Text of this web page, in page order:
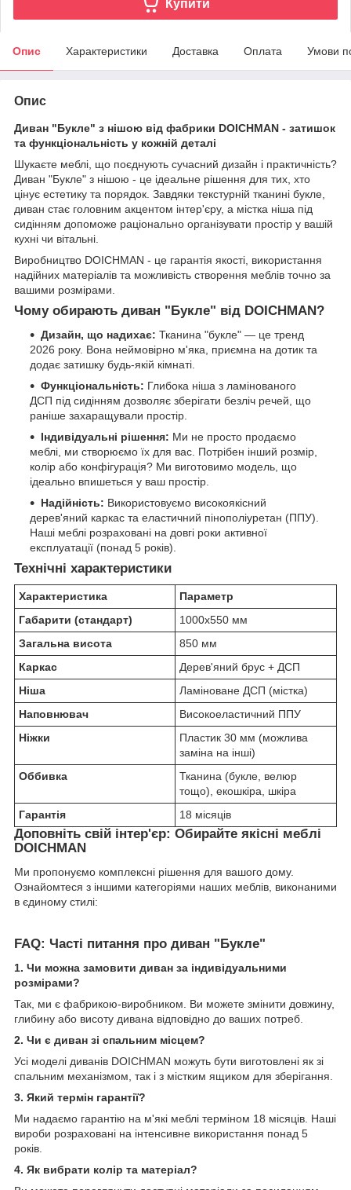
Купити
Опис Характеристики Доставка Оплата Умови
Опис
Диван "Букле" з нішою від фабрики DOICHMAN - затишок
та функціональність у кожній деталі
Шукаєте меблі, що поєднують сучасний дизайн і практичність?
Диван "Букле" з нішою - це ідеальне рішення для тих, хто
цінує естетику та порядок. Завдяки текстурній тканині букле,
диван стає головним акцентом інтер'єру, а містка ніша під
сидінням допоможе раціонально організувати простір у вашій
кухні чи вітальні.
Виробництво DOICHMAN - це гарантія якості, використання
надійних матеріалів та можливість створення меблів точно за
вашими розмірами.
Чому обирають диван "Букле" від DOICHMAN?
Дизайн, що надихає: Тканина "букле" — це тренд
2026 року. Вона неймовірно м'яка, приємна на дотик та
додає затишку будь-якій кімнаті.
Функціональність: Глибока ніша з ламінованого
ДСП під сидінням дозволяє зберігати безліч речей, що
раніше захаращували простір.
Індивідуальні рішення: Ми не просто продаємо
меблі, ми створюємо їх для вас. Потрібен інший розмір,
колір або конфігурація? Ми виготовимо модель, що
ідеально впишеться у ваш простір.
Надійність: Використовуємо високоякісний
дерев'яний каркас та еластичний пінополіуретан (ППУ).
Наші меблі розраховані на довгі роки активної
експлуатації (понад 5 років).
Технічні характеристики
Характеристика
Параметр
Габарити (стандарт)
1000х550 мм
Загальна висота
850 мм
Каркас
Дерев'яний брус + ДСП
Ніша
Ламіноване ДСП (містка)
Наповнювач
Високоеластичний ППУ
Ніжки
Пластик 30 мм (можлива
заміна на інші)
Оббивка
Тканина (букле, велюр
тощо), екошкіра, шкіра
Гарантія
18 місяців
Доповніть свій інтер'єр: Обирайте якісні меблі
DOICHMAN
Ми пропонуємо комплексні рішення для вашого дому.
Ознайомтеся з іншими категоріями наших меблів, виконаними
в єдиному стилі:
FAQ: Часті питання про диван "Букле"
1. Чи можна замовити диван за індивідуальними
розмірами?
Так, ми є фабрикою-виробником. Ви можете змінити довжину,
глибину або висоту дивана відповідно до ваших потреб.
2. Чи є диван зі спальним місцем?
Усі моделі диванів DOICHMAN можуть бути виготовлені як зі
спальним механізмом, так і з містким ящиком для зберігання.
3. Який термін гарантії?
Ми надаємо гарантію на м'які меблі терміном 18 місяців. Наші
вироби розраховані на інтенсивне використання понад 5
років.
4. Як вибрати колір та матеріал?